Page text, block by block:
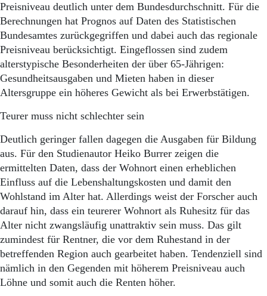
Preisniveau deutlich unter dem Bundesdurchschnitt. Für die
Berechnungen hat Prognos auf Daten des Statistischen
Bundesamtes zurückgegriffen und dabei auch das regionale
Preisniveau berücksichtigt. Eingeflossen sind zudem
alterstypische Besonderheiten der über 65-Jährigen:
Gesundheitsausgaben und Mieten haben in dieser
Altersgruppe ein höheres Gewicht als bei Erwerbstätigen.
Teurer muss nicht schlechter sein
Deutlich geringer fallen dagegen die Ausgaben für Bildung
aus. Für den Studienautor Heiko Burrer zeigen die
ermittelten Daten, dass der Wohnort einen erheblichen
Einfluss auf die Lebenshaltungskosten und damit den
Wohlstand im Alter hat. Allerdings weist der Forscher auch
darauf hin, dass ein teurerer Wohnort als Ruhesitz für das
Alter nicht zwangsläufig unattraktiv sein muss. Das gilt
zumindest für Rentner, die vor dem Ruhestand in der
betreffenden Region auch gearbeitet haben. Tendenziell sind
nämlich in den Gegenden mit höherem Preisniveau auch
Löhne und somit auch die Renten höher.